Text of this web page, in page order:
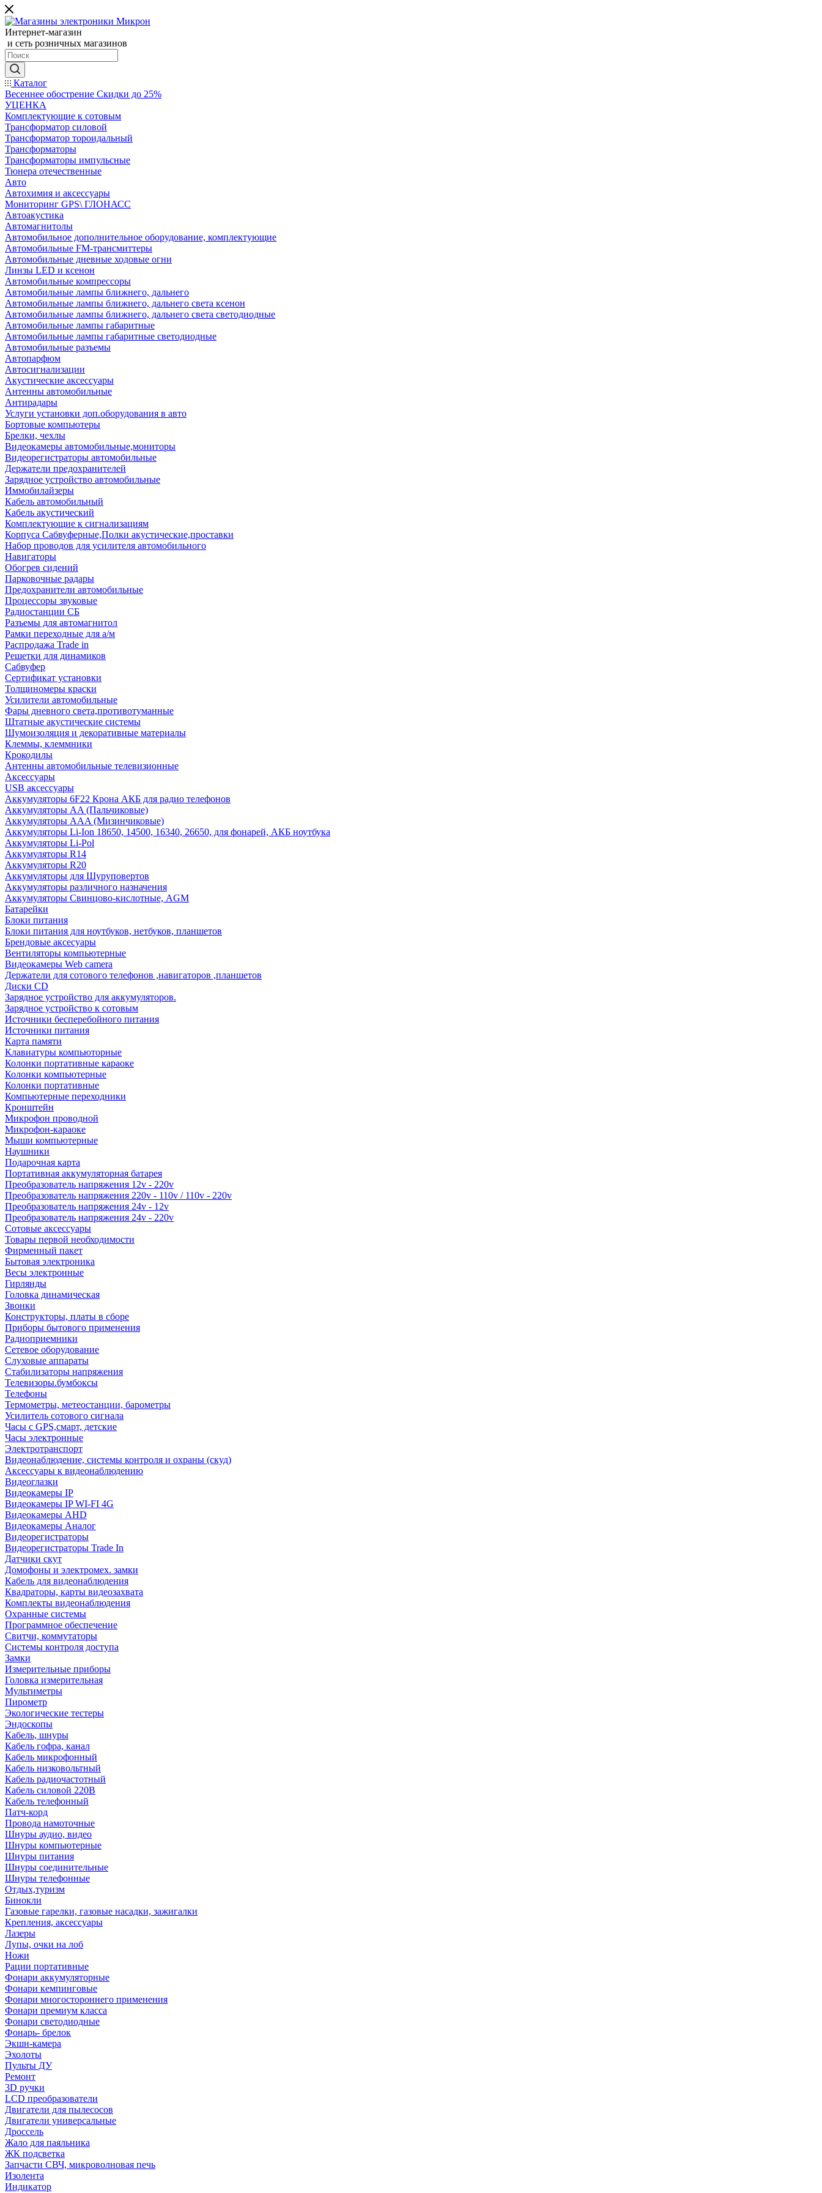
Интернет-магазин
и сеть розничных магазинов
Каталог
Весеннее обострение Скидки до 25%
УЦЕНКА
Комплектующие к сотовым
Трансформатор силовой
Трансформатор тороидальный
Трансформаторы
Трансформаторы импульсные
Тюнера отечественные
Авто
Автохимия и аксессуары
Мониторинг GPS\ ГЛОНАСС
Автоакустика
Автомагнитолы
Автомобильное дополнительное оборудование, комплектующие
Автомобильные FM-трансмиттеры
Автомобильные дневные ходовые огни
Линзы LED и ксенон
Автомобильные компрессоры
Автомобильные лампы ближнего, дальнего
Автомобильные лампы ближнего, дальнего света ксенон
Автомобильные лампы ближнего, дальнего света светодиодные
Автомобильные лампы габаритные
Автомобильные лампы габаритные светодиодные
Автомобильные разъемы
Автопарфюм
Автосигнализации
Акустические аксессуары
Антенны автомобильные
Антирадары
Услуги установки доп.оборудования в авто
Бортовые компьютеры
Брелки, чехлы
Видеокамеры автомобильные,мониторы
Видеорегистраторы автомобильные
Держатели предохранителей
Зарядное устройство автомобильные
Иммобилайзеры
Кабель автомобильный
Кабель акустический
Комплектующие к сигнализациям
Корпуса Сабвуферные,Полки акустические,проставки
Набор проводов для усилителя автомобильного
Навигаторы
Обогрев сидений
Парковочные радары
Предохранители автомобильные
Процессоры звуковые
Радиостанции СБ
Разъемы для автомагнитол
Рамки переходные для а/м
Распродажа Trade in
Решетки для динамиков
Сабвуфер
Сертификат установки
Толщиномеры краски
Усилители автомобильные
Фары дневного света,противотуманные
Штатные акустические системы
Шумоизоляция и декоративные материалы
Клеммы, клеммники
Крокодилы
Антенны автомобильные телевизионные
Аксессуары
USB аксессуары
Аккумуляторы 6F22 Крона АКБ для радио телефонов
Аккумуляторы AA (Пальчиковые)
Аккумуляторы AAA (Мизинчиковые)
Аккумуляторы Li-Ion 18650, 14500, 16340, 26650, для фонарей, АКБ ноутбука
Аккумуляторы Li-Pol
Аккумуляторы R14
Аккумуляторы R20
Аккумуляторы для Шуруповертов
Аккумуляторы различного назначения
Аккумуляторы Свинцово-кислотные, AGM
Батарейки
Блоки питания
Блоки питания для ноутбуков, нетбуков, планшетов
Брендовые аксесуары
Вентиляторы компьютерные
Видеокамеры Web camera
Держатели для сотового телефонов ,навигаторов ,планшетов
Диски CD
Зарядное устройство для аккумуляторов.
Зарядное устройство к сотовым
Источники бесперебойного питания
Источники питания
Карта памяти
Клавиатуры компьюторные
Колонки портативные караоке
Колонки компьютерные
Колонки портативные
Компьютерные переходники
Кронштейн
Микрофон проводной
Микрофон-караоке
Мыши компьютерные
Наушники
Подарочная карта
Портативная аккумуляторная батарея
Преобразователь напряжения 12v - 220v
Преобразователь напряжения 220v - 110v / 110v - 220v
Преобразователь напряжения 24v - 12v
Преобразователь напряжения 24v - 220v
Сотовые аксессуары
Товары первой необходимости
Фирменный пакет
Бытовая электроника
Весы электронные
Гирлянды
Головка динамическая
Звонки
Конструкторы, платы в сборе
Приборы бытового применения
Радиоприемники
Сетевое оборудование
Слуховые аппараты
Стабилизаторы напряжения
Телевизоры.бумбоксы
Телефоны
Термометры, метеостанции, барометры
Усилитель сотового сигнала
Часы с GPS,смарт, детские
Часы электронные
Электротранспорт
Видеонаблюдение, системы контроля и охраны (скуд)
Аксессуары к видеонаблюдению
Видеоглазки
Видеокамеры IP
Видеокамеры IP WI-FI 4G
Видеокамеры AHD
Видеокамеры Аналог
Видеорегистраторы
Видеорегистраторы Trade In
Датчики скут
Домофоны и электромех. замки
Кабель для видеонаблюдения
Квадраторы, карты видеозахвата
Комплекты видеонаблюдения
Охранные системы
Программное обеспечение
Свитчи, коммутаторы
Системы контроля доступа
Замки
Измерительные приборы
Головка измерительная
Мультиметры
Пирометр
Экологические тестеры
Эндоскопы
Кабель, шнуры
Кабель гофра, канал
Кабель микрофонный
Кабель низковольтный
Кабель радиочастотный
Кабель силовой 220В
Кабель телефонный
Патч-корд
Провода намоточные
Шнуры аудио, видео
Шнуры компьютерные
Шнуры питания
Шнуры соединительные
Шнуры телефонные
Отдых,туризм
Бинокли
Газовые гарелки, газовые насадки, зажигалки
Крепления, аксессуары
Лазеры
Лупы, очки на лоб
Ножи
Рации портативные
Фонари аккумуляторные
Фонари кемпинговые
Фонари многостороннего применения
Фонари премиум класса
Фонари светодиодные
Фонарь- брелок
Экшн-камера
Эхолоты
Пульты ДУ
Ремонт
3D ручки
LCD преобразователи
Двигатели для пылесосов
Двигатели универсальные
Дроссель
Жало для паяльника
ЖК подсветка
Запчасти СВЧ, микроволновая печь
Изолента
Индикатор